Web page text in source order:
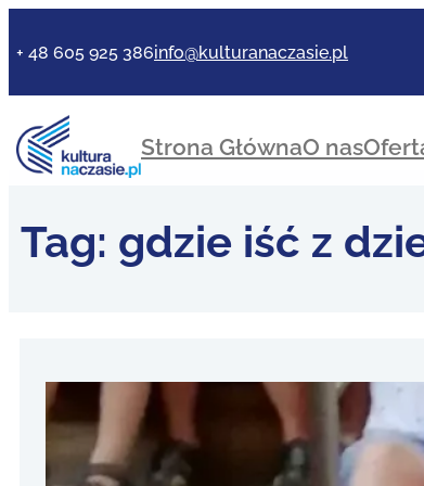
+ 48 605 925 386info@kulturanaczasie.pl
Strona GłównaO nas
Tag: gdzie iść z